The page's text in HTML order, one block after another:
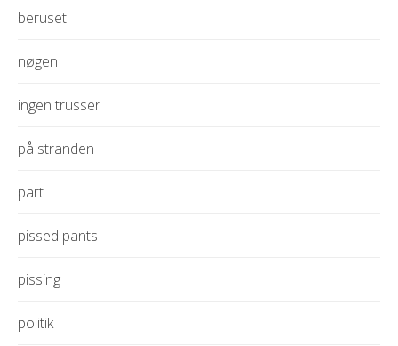
beruset
nøgen
ingen trusser
på stranden
part
pissed pants
pissing
politik